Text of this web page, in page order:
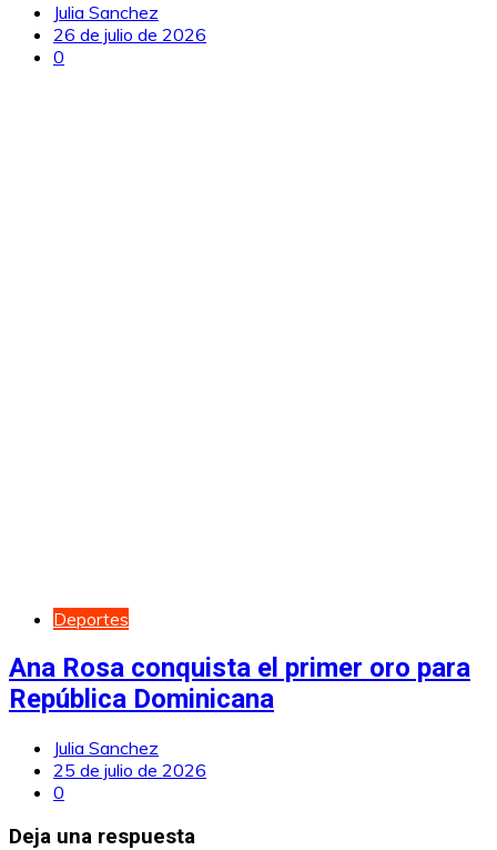
Julia Sanchez
26 de julio de 2026
0
Deportes
Ana Rosa conquista el primer oro para
República Dominicana
Julia Sanchez
25 de julio de 2026
0
Deja una respuesta